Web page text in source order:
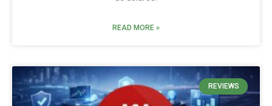
READ MORE »
REVIEWS